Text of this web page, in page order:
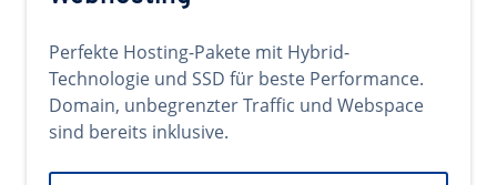
Perfekte Hosting-Pakete mit Hybrid-
Technologie und SSD für beste Performance.
Domain, unbegrenzter Traffic und Webspace
sind bereits inklusive.